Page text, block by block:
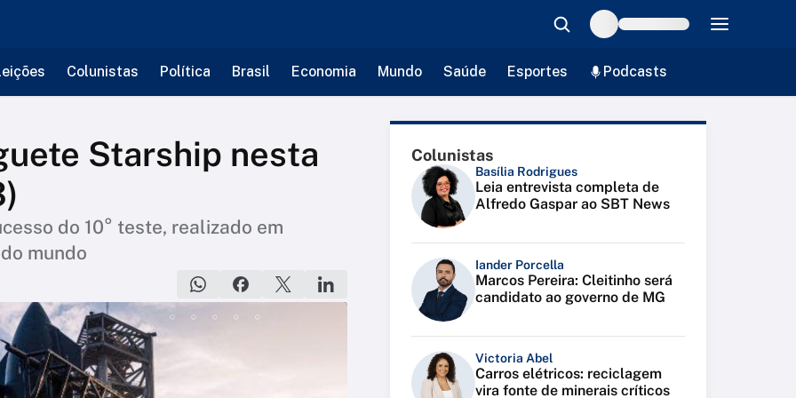
Colunistas Política Brasil Economia Mundo Saúde Esportes Podcasts
Starship nesta
do 10° teste, realizado em
mundo
Colunistas
Basília Rodrigues
Leia entrevista completa de
Alfredo Gaspar ao SBT News
Iander Porcella
Marcos Pereira: Cleitinho será
candidato ao governo de MG
Victoria Abel
Carros elétricos: reciclagem
vira fonte de minerais críticos